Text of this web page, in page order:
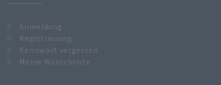
Anmeldung
Registrierung
Kennwort vergessen
Meine Wunschliste